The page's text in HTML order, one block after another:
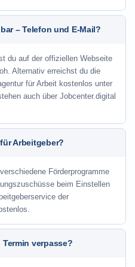
– Telefon und E-Mail?
du auf der offiziellen Webseite
Alternativ erreichst du die
für Arbeit kostenlos unter
auch über Jobcenter.digital
Arbeitgeber?
Förderprogramme
beim Einstellen
der
verpasse?